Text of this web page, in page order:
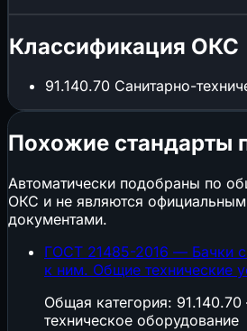
Классификация ОКС
91.140.70 Санитарно-
Похожие стандарты
Автоматически подобраны по
ОКС и не являются
документами.
ГОСТ 21485-2016 — Бачки
к ним. Общие технические
Общая категория:
техническое оборудование